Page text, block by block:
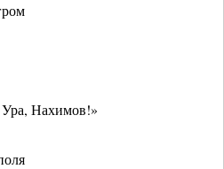
Нахимов!»